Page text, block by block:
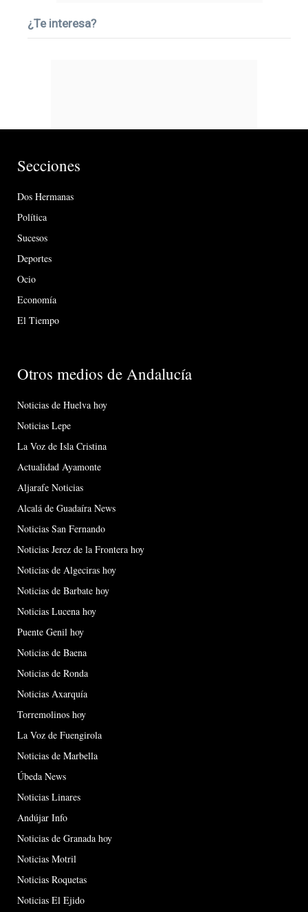
¿Te interesa?
Secciones
Dos Hermanas
Política
Sucesos
Deportes
Ocio
Economía
El Tiempo
Otros medios de Andalucía
Noticias de Huelva hoy
Noticias Lepe
La Voz de Isla Cristina
Actualidad Ayamonte
Aljarafe Noticias
Alcalá de Guadaíra News
Noticias San Fernando
Noticias Jerez de la Frontera hoy
Noticias de Algeciras hoy
Noticias de Barbate hoy
Noticias Lucena hoy
Puente Genil hoy
Noticias de Baena
Noticias de Ronda
Noticias Axarquía
Torremolinos hoy
La Voz de Fuengirola
Noticias de Marbella
Úbeda News
Noticias Linares
Andújar Info
Noticias de Granada hoy
Noticias Motril
Noticias Roquetas
Noticias El Ejido